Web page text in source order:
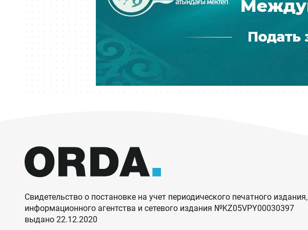
Свидетельство о постановке на учет периодического печатного издания,
информационного агентства и сетевого издания №KZ05VPY00030397
выдано 22.12.2020